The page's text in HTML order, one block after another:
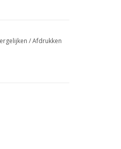
/Afdrukken